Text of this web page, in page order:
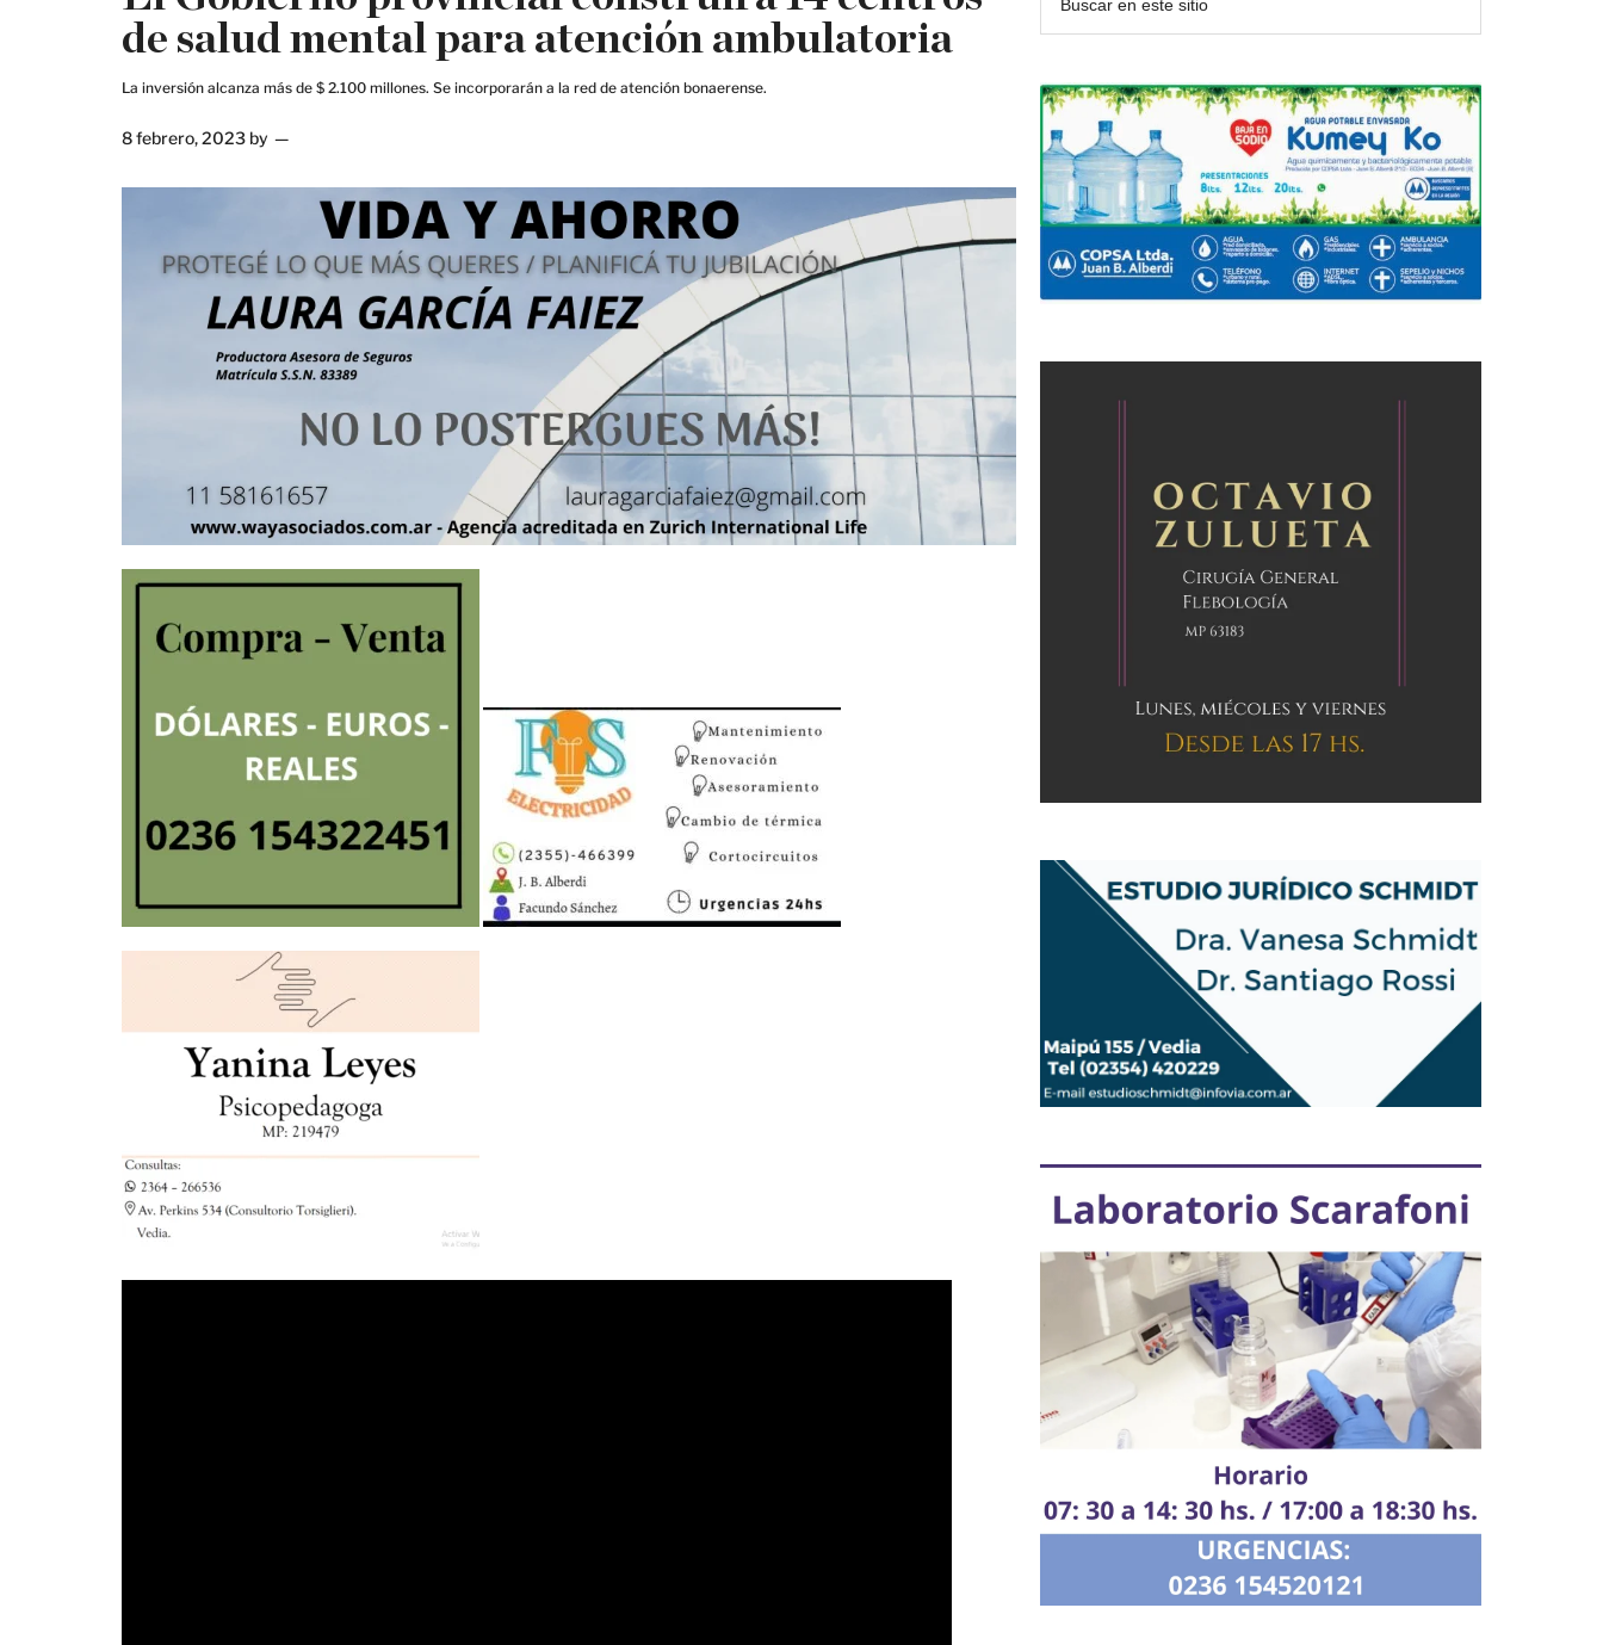
de salud mental para atención ambulatoria
La inversión alcanza más de $ 2.100 millones. Se incorporarán a la red de atención bonaerense.
8 febrero, 2023 by